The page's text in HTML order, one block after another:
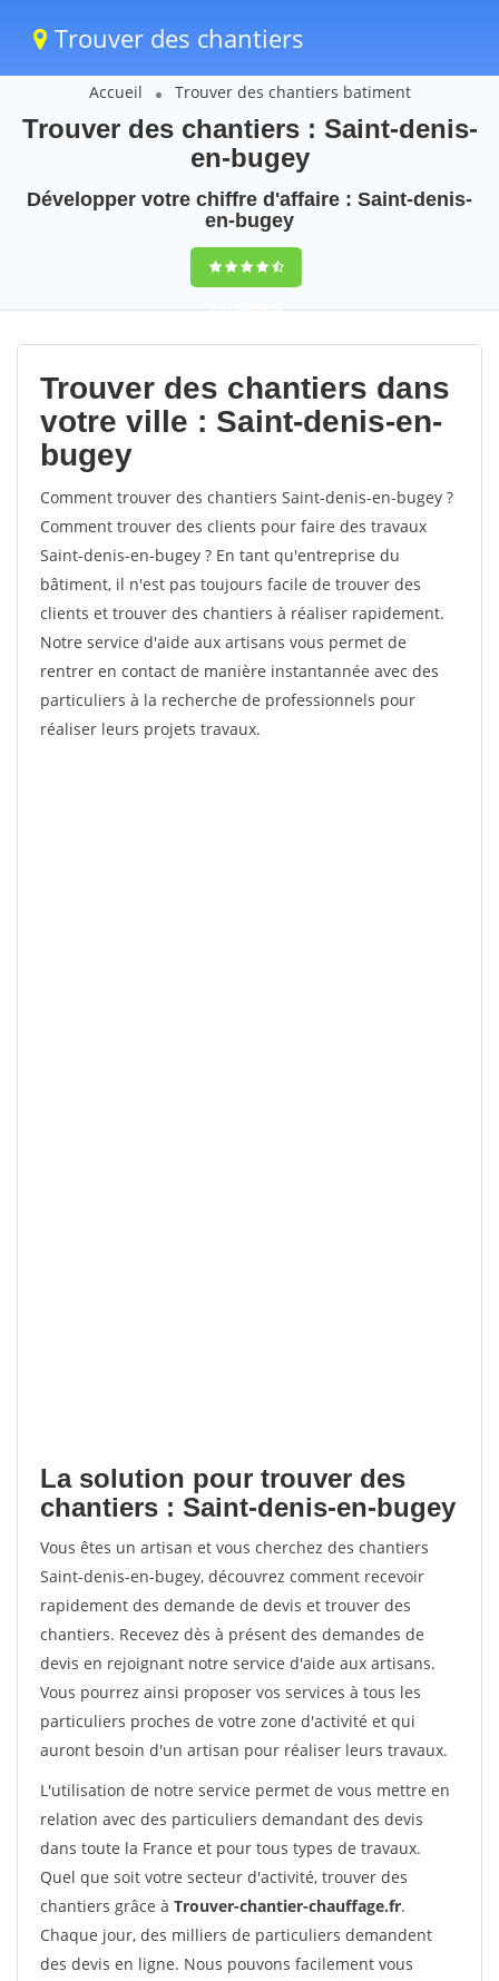
Trouver des chantiers
Accueil Trouver des chantiers batiment
Trouver des chantiers : Saint-denis-
en-bugey
Développer votre chiffre d'affaire : Saint-denis-
en-bugey
9,5(100%)53
votes
Trouver des chantiers dans
votre ville : Saint-denis-en-
bugey
Comment trouver des chantiers Saint-denis-en-bugey ?
Comment trouver des clients pour faire des travaux
Saint-denis-en-bugey ? En tant qu'entreprise du
bâtiment, il n'est pas toujours facile de trouver des
clients et trouver des chantiers à réaliser rapidement.
Notre service d'aide aux artisans vous permet de
rentrer en contact de manière instantannée avec des
particuliers à la recherche de professionnels pour
réaliser leurs projets travaux.
La solution pour trouver des
chantiers : Saint-denis-en-bugey
Vous êtes un artisan et vous cherchez des chantiers
Saint-denis-en-bugey, découvrez comment recevoir
rapidement des demande de devis et trouver des
chantiers. Recevez dès à présent des demandes de
devis en rejoignant notre service d'aide aux artisans.
Vous pourrez ainsi proposer vos services à tous les
particuliers proches de votre zone d'activité et qui
auront besoin d'un artisan pour réaliser leurs travaux.
L'utilisation de notre service permet de vous mettre en
relation avec des particuliers demandant des devis
dans toute la France et pour tous types de travaux.
Quel que soit votre secteur d'activité, trouver des
chantiers grâce à Trouver-chantier-chauffage.fr.
Chaque jour, des milliers de particuliers demandent
des devis en ligne. Nous pouvons facilement vous